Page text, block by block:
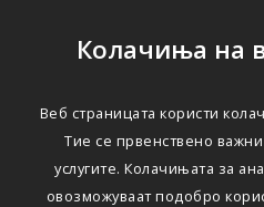
Колачиња на
Веб страницата користи
Тие се првенствено
услугите. Колачињата за
овозможуваат подобро